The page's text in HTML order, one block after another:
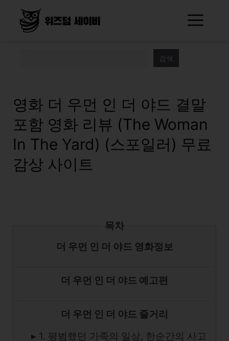
검색
영화 더 우먼 인 더 야드 결말
포함 영화 리뷰 (The Woman
In The Yard) (스포일러) 무료
감상 사이트
목차
더 우먼 인 더 야드 영화정보
더 우먼 인 더 야드 예고편
더 우먼 인 더 야드 줄거리
▸ 1. 평범했던 가족의 일상, 한순간의 사고